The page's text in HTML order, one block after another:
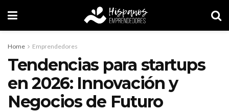
Home Emprendedores
Tendencias para startups
en 2026: Innovación y
Negocios de Futuro